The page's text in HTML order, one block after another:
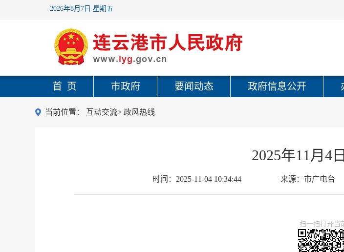
2026年8月7日 星期五
首 页 市政府 要闻动态 政府信息公开
当前位置： 互动交流> 政风热线
2025年11月4
时间： 2025-11-04 10:34:44 来源： 市广电台
扫一扫打开当